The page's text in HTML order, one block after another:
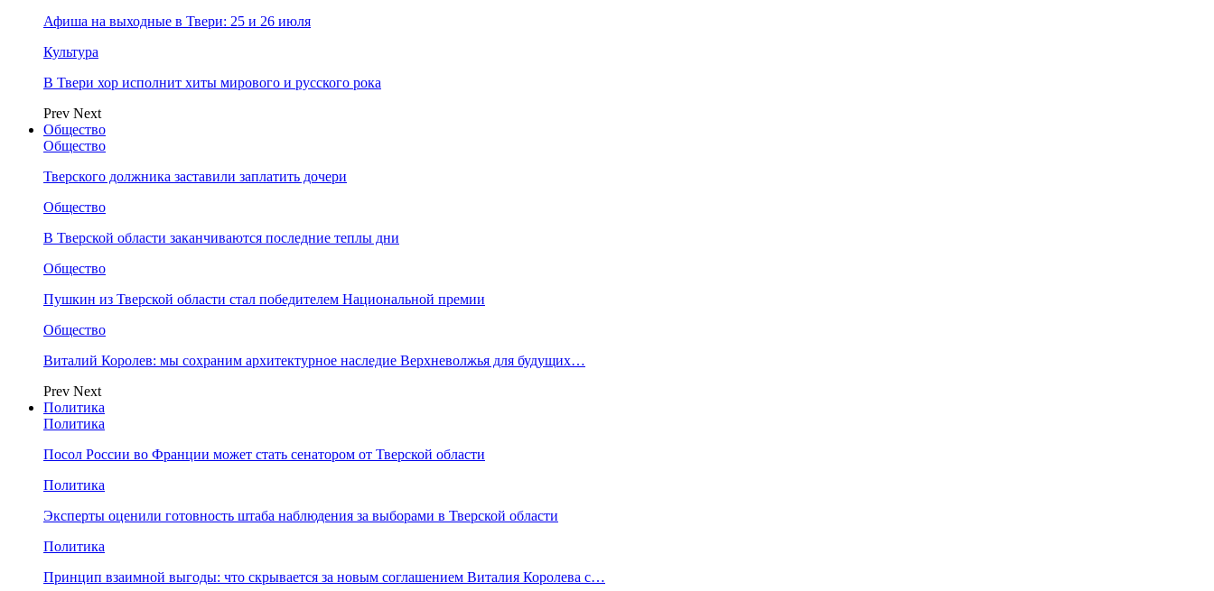
Афиша на выходные в Твери: 25 и 26 июля
Культура
В Твери хор исполнит хиты мирового и русского рока
Prev Next
Общество
Общество
Тверского должника заставили заплатить дочери
Общество
В Тверской области заканчиваются последние теплы дни
Общество
Пушкин из Тверской области стал победителем Национальной премии
Общество
Виталий Королев: мы сохраним архитектурное наследие Верхневолжья для будущих…
Prev Next
Политика
Политика
Посол России во Франции может стать сенатором от Тверской области
Политика
Эксперты оценили готовность штаба наблюдения за выборами в Тверской области
Политика
Принцип взаимной выгоды: что скрывается за новым соглашением Виталия Королева с…